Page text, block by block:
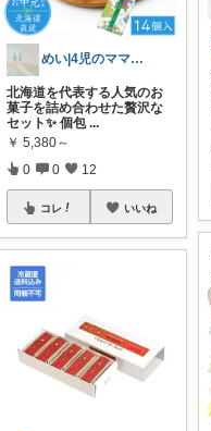
めい|4児のママおすすめ
北海道を代表する人気のお
菓子を詰め合わせた贅沢な
セット✨ 個包 ...
￥ 5,380～
0 0 12
コレ いいね